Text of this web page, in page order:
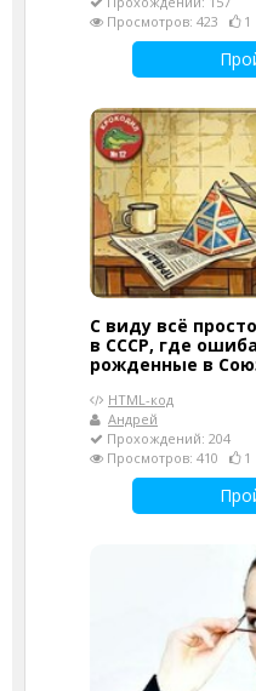
Просмотров: 423
1
С виду всё
в СССР, где
рожденные в
HTML-код
Андрей
Прохождений: 204
Просмотров: 410
1